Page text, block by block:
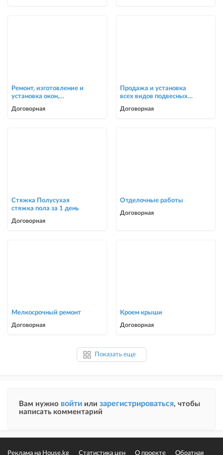
Ремонт, изготовление и
установка окон,
Договорная
Продажа и установка
всех видов подвесных
Договорная
Стяжка Полусухая
стяжка пола за 1 день
Договорная
Отделочные работы
Договорная
Мелкосрочный ремонт
Договорная
Кроем крыши
Договорная
Показать еще
Вам нужно войти или зарегистрироваться, чтобы
написать комментарий
Реклама на House.kg Статистика цен О проекте Обратная